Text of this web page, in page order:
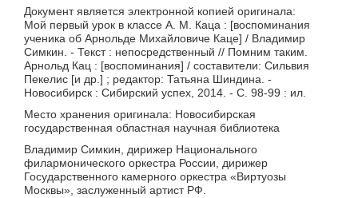
Документ является электронной копией оригинала:
Мой первый урок в классе А. М. Каца : [воспоминания
ученика об Арнольде Михайловиче Каце] / Владимир
Симкин. - Текст : непосредственный // Помним таким.
Арнольд Кац : [воспоминания] / составители: Сильвия
Пекелис [и др.] ; редактор: Татьяна Шиндина. -
Новосибирск : Сибирский успех, 2014. - С. 98-99 : ил.
Место хранения оригинала: Новосибирская
государственная областная научная библиотека
Владимир Симкин, дирижер Национального
филармонического оркестра России, дирижер
Государственного камерного оркестра «Виртуозы
Москвы», заслуженный артист РФ.